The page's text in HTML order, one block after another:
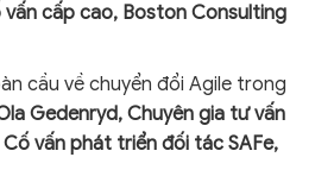
vấn cấp cao, Boston Consulting
cầu về chuyển đổi Agile trong
Gedenryd, Chuyên gia tư vấn
Cố vấn phát triển đối tác SAFe,